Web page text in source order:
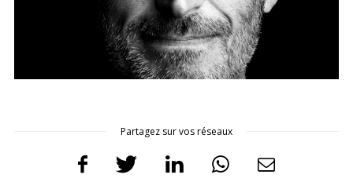
Partagez sur vos réseaux